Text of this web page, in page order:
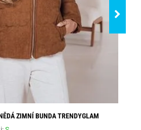
ZIMNÍ BUNDA TRENDYGLAM